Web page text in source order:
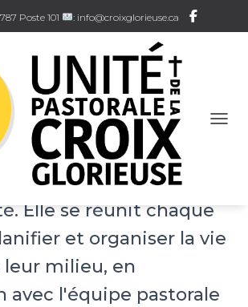
Poste 101 : info@croixglorieuse.ca
se dote d'une équipe
qui met en place
à leur
Elle se réunit chaque
et organiser la vie
leur milieu, en
avec l'équipe pastorale